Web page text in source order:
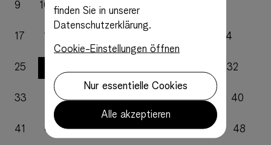
9 10 11 12
17 18 24
25 32
33 34 35 36 37 38 39 40
41 42 43 44 45 46 47 48
finden Sie in unserer
Datenschutzerklärung.
Cookie-Einstellungen öffnen
Nur essentielle Cookies
Alle akzeptieren